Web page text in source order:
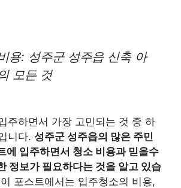
용: 성주군 성주읍 신축 아
모든 것
주하면서 가장 고민되는 것 중 하
니다. 성주군 성주읍의 많은 주민
에 입주하면서 청소 비용과 믿을수
정보가 필요하다는 것을 알고 있습
포스트에서는 입주청소의 비용,